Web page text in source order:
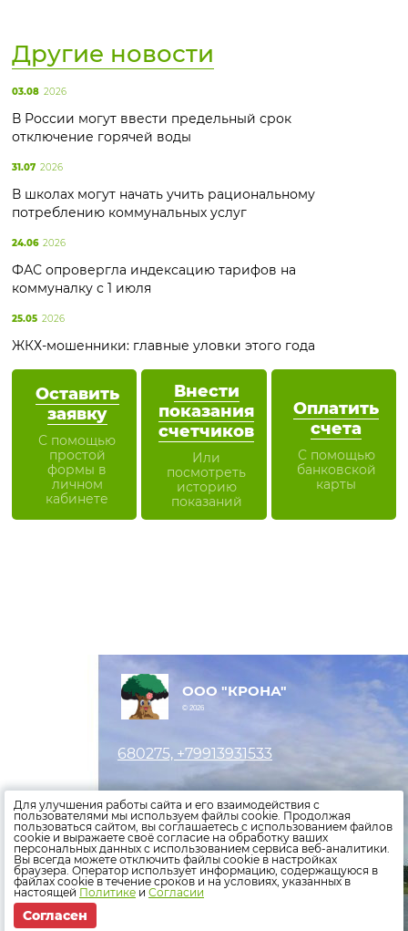
Оставить
заявку
С помощью
простой
формы в
личном
кабинете
Внести
показания
счетчиков
Или
посмотреть
историю
показаний
Оплатить
счета
С помощью
банковской
карты
Другие новости
03.08 2026
В России могут ввести предельный срок
отключение горячей воды
31.07 2026
В школах могут начать учить рациональному
потреблению коммунальных услуг
24.06 2026
ФАС опровергла индексацию тарифов на
коммуналку с 1 июля
25.05 2026
ЖКХ-мошенники: главные уловки этого года
ООО "КРОНА"
© 2026
680275, +79913931533
Оставить заявку
Внести показания счетчиков
Оплатить счета
Политика конфиденциальности
Для улучшения работы сайта и его взаимодействия с
пользователями мы используем файлы cookie. Продолжая
пользоваться сайтом, вы соглашаетесь с использованием файлов
cookie и выражаете своё согласие на обработку ваших
персональных данных с использованием сервиса веб-аналитики.
Вы всегда можете отключить файлы cookie в настройках
браузера. Оператор использует информацию, содержащуюся в
файлах cookie в течение сроков и на условиях, указанных в
настоящей Политике и Согласии
Согласен